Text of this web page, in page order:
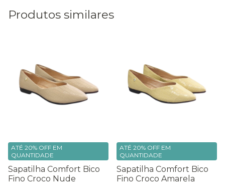
Produtos similares
Sapatilha Comfort Bico
Fino Croco Nude
ATÉ 20% OFF EM
QUANTIDADE
Sapatilha Comfort Bico
Fino Croco Amarela
ATÉ 20% OFF EM
QUANTIDADE